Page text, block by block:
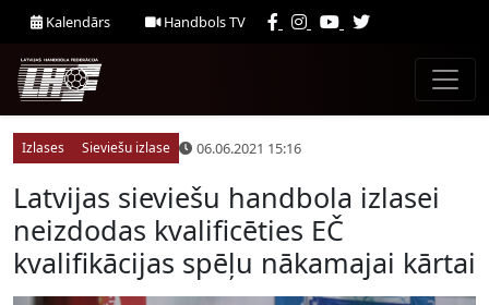
Kalendārs Handbols TV
Izlases Sieviešu izlase 06.06.2021 15:16
Latvijas sieviešu handbola izlasei
neizdodas kvalificēties EČ
kvalifikācijas spēļu nākamajai kārtai